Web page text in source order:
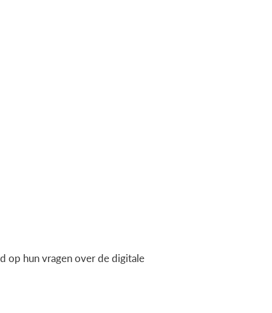
op hun vragen over de digitale